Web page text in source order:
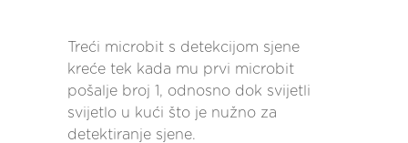
microbita. Zatim microbit pauziramo
na 3 sekunde (3000 ms) i
provjeravamo je li trenutna
temperatura veća od temperature
izmjerene prije 3 sekunde.
Treći microbit s detekcijom sjene
kreće tek kada mu prvi microbit
pošalje broj 1, odnosno dok svijetli
svijetlo u kući što je nužno za
detektiranje sjene.